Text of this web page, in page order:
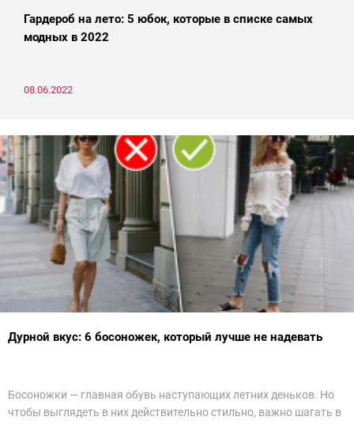
Гардероб на лето: 5 юбок, которые в списке самых
модных в 2022
08.06.2022
Дурной вкус: 6 босоножек, который лучше не надевать
Босоножки — главная обувь наступающих летних деньков. Но
чтобы выглядеть в них действительно стильно, важно шагать в